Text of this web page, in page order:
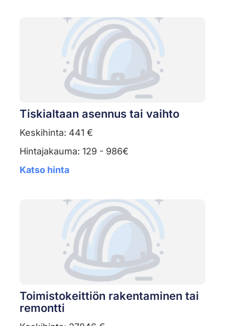
Tiskialtaan asennus tai vaihto
Keskihinta: 441 €
Hintajakauma: 129 - 986€
Katso hinta
Toimistokeittiön rakentaminen tai
remontti